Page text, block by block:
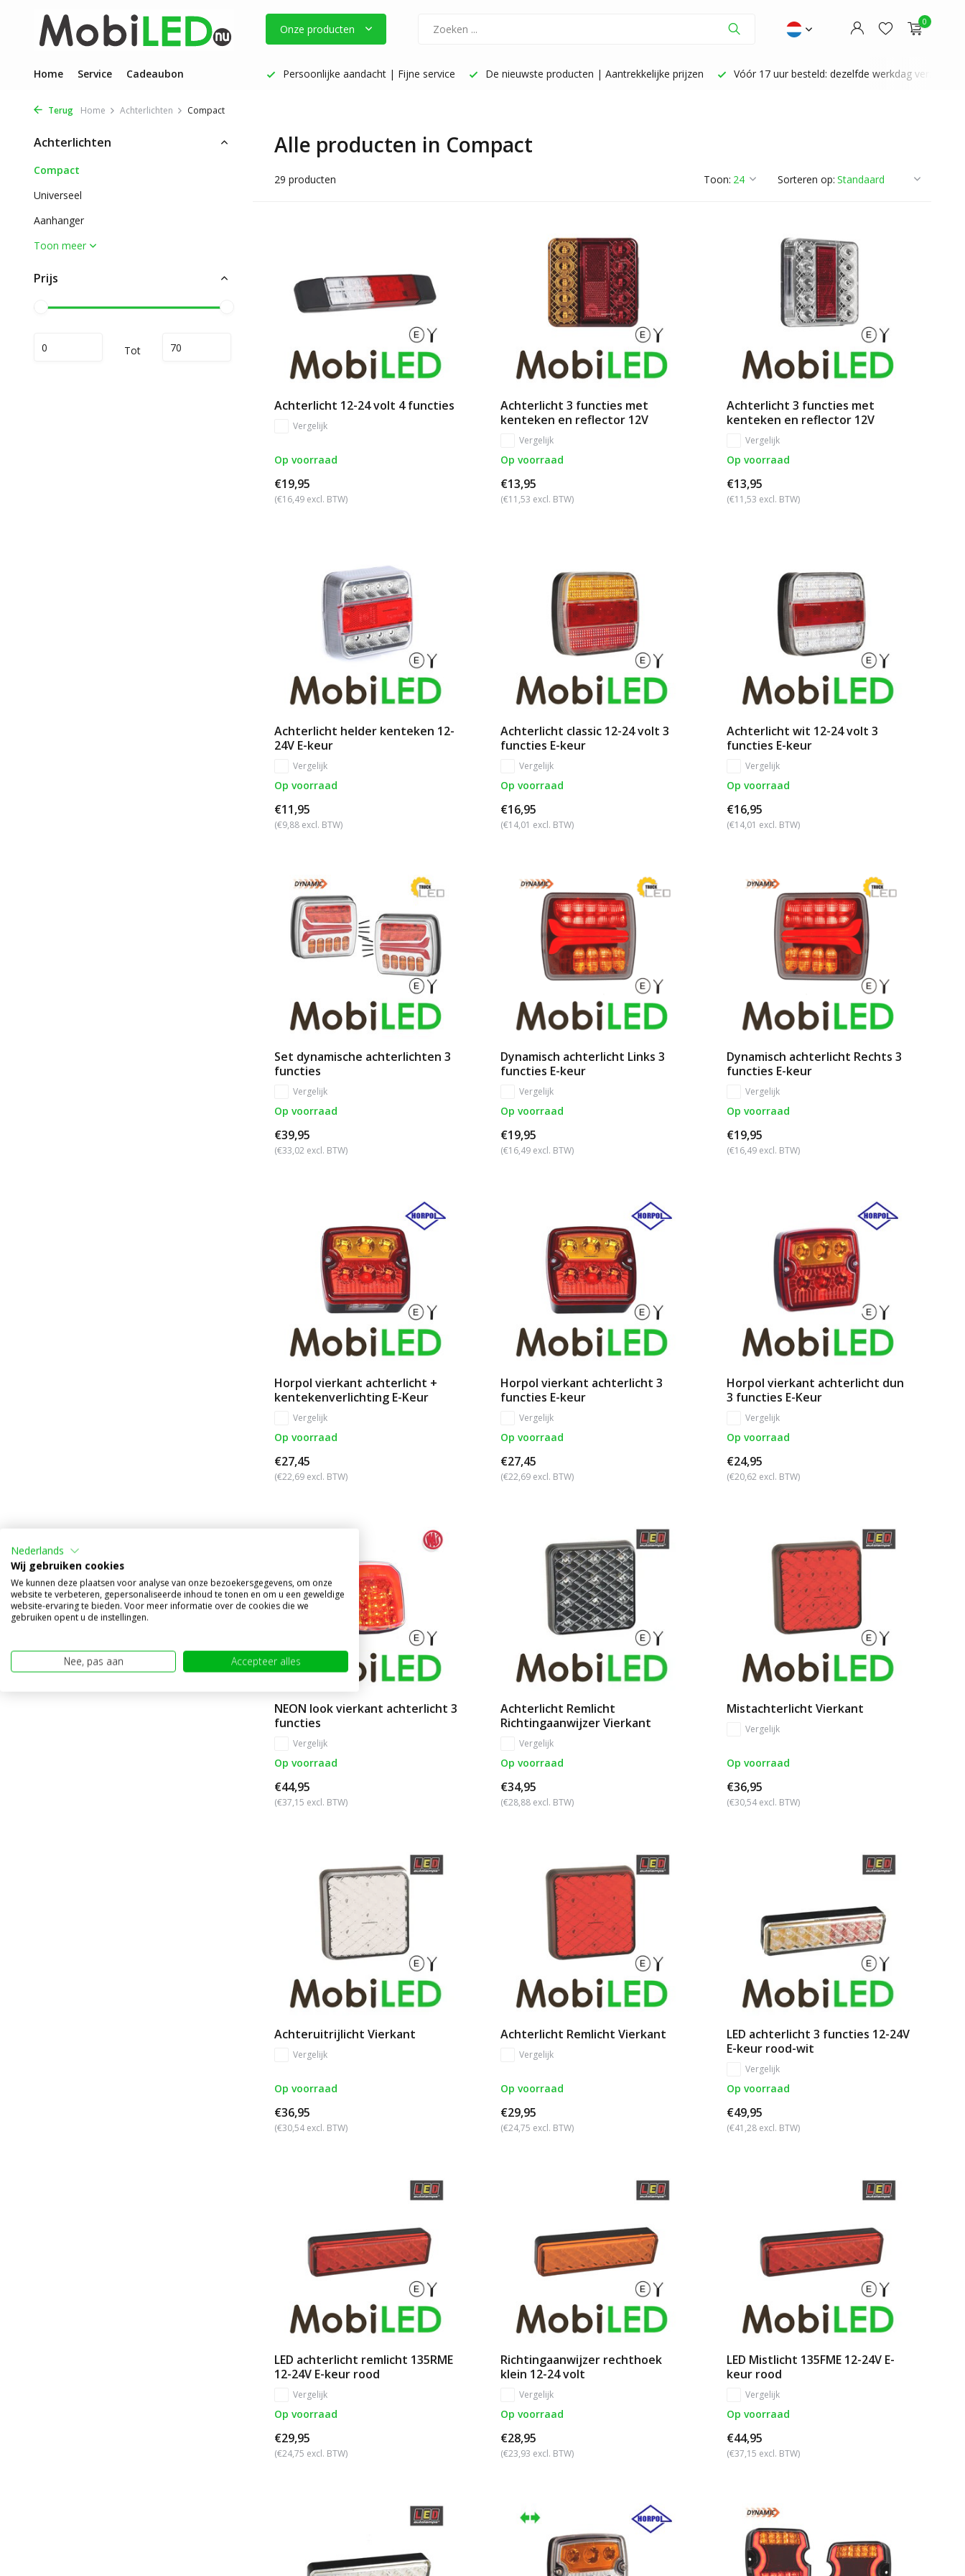
Onze producten
0
Home Service Cadeaubon
Vóór 17 uur besteld: dezelfde werkdag verzonden Persoonlijke aandacht | Fijne service De nieuwste producten | Aantrekkelijke prijzen Vóór 17 uur besteld: dezelfde werkdag verzonden
Terug Home Achterlichten Compact
Achterlichten
Compact
Universeel
Aanhanger
Toon meer
Prijs
Tot
Alle producten in Compact
29 producten Toon: Sorteren op:
Achterlicht 12-24 volt 4 functies
Vergelijk
Op voorraad
€19,95
(€16,49 excl. BTW)
Achterlicht 3 functies met
kenteken en reflector 12V
Vergelijk
Op voorraad
€13,95
(€11,53 excl. BTW)
Achterlicht 3 functies met
kenteken en reflector 12V
Vergelijk
Op voorraad
€13,95
(€11,53 excl. BTW)
Achterlicht helder kenteken 12-
24V E-keur
Vergelijk
Op voorraad
€11,95
(€9,88 excl. BTW)
Achterlicht classic 12-24 volt 3
functies E-keur
Vergelijk
Op voorraad
€16,95
(€14,01 excl. BTW)
Achterlicht wit 12-24 volt 3
functies E-keur
Vergelijk
Op voorraad
€16,95
(€14,01 excl. BTW)
Set dynamische achterlichten 3
functies
Vergelijk
Op voorraad
€39,95
(€33,02 excl. BTW)
Dynamisch achterlicht Links 3
functies E-keur
Vergelijk
Op voorraad
€19,95
(€16,49 excl. BTW)
Dynamisch achterlicht Rechts 3
functies E-keur
Vergelijk
Op voorraad
€19,95
(€16,49 excl. BTW)
Horpol vierkant achterlicht +
kentekenverlichting E-Keur
Vergelijk
Op voorraad
€27,45
(€22,69 excl. BTW)
Horpol vierkant achterlicht 3
functies E-keur
Vergelijk
Op voorraad
€27,45
(€22,69 excl. BTW)
Horpol vierkant achterlicht dun
3 functies E-Keur
Vergelijk
Op voorraad
€24,95
(€20,62 excl. BTW)
NEON look vierkant achterlicht 3
functies
Vergelijk
Op voorraad
€44,95
(€37,15 excl. BTW)
Achterlicht Remlicht
Richtingaanwijzer Vierkant
Vergelijk
Op voorraad
€34,95
(€28,88 excl. BTW)
Mistachterlicht Vierkant
Vergelijk
Op voorraad
€36,95
(€30,54 excl. BTW)
Achteruitrijlicht Vierkant
Vergelijk
Op voorraad
€36,95
(€30,54 excl. BTW)
Achterlicht Remlicht Vierkant
Vergelijk
Op voorraad
€29,95
(€24,75 excl. BTW)
LED achterlicht 3 functies 12-24V
E-keur rood-wit
Vergelijk
Op voorraad
€49,95
(€41,28 excl. BTW)
LED achterlicht remlicht 135RME
12-24V E-keur rood
Vergelijk
Op voorraad
€29,95
(€24,75 excl. BTW)
Richtingaanwijzer rechthoek
klein 12-24 volt
Vergelijk
Op voorraad
€28,95
(€23,93 excl. BTW)
LED Mistlicht 135FME 12-24V E-
keur rood
Vergelijk
Op voorraad
€44,95
(€37,15 excl. BTW)
Nederlands
Wij gebruiken cookies
We kunnen deze plaatsen voor analyse van onze bezoekersgegevens, om onze
website te verbeteren, gepersonaliseerde inhoud te tonen en om u een geweldige
website-ervaring te bieden. Voor meer informatie over de cookies die we
gebruiken opent u de instellingen.
Nee, pas aan Accepteer alles